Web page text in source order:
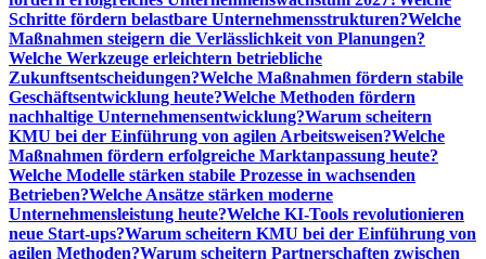
Schritte fördern belastbare Unternehmensstrukturen?Welche
Maßnahmen steigern die Verlässlichkeit von Planungen?
Welche Werkzeuge erleichtern betriebliche
Zukunftsentscheidungen?Welche Maßnahmen fördern stabile
Geschäftsentwicklung heute?Welche Methoden fördern
nachhaltige Unternehmensentwicklung?Warum scheitern
KMU bei der Einführung von agilen Arbeitsweisen?Welche
Maßnahmen fördern erfolgreiche Marktanpassung heute?
Welche Modelle stärken stabile Prozesse in wachsenden
Betrieben?Welche Ansätze stärken moderne
Unternehmensleistung heute?Welche KI-Tools revolutionieren
neue Start-ups?Warum scheitern KMU bei der Einführung von
agilen Methoden?Warum scheitern Partnerschaften zwischen